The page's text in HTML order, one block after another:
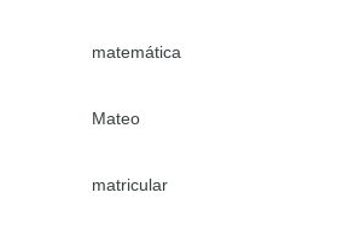
matemática
Mateo
matricular